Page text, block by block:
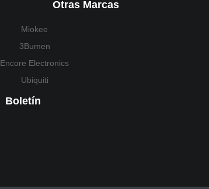
Otras Marcas
Miokee
3Bumen
Encore Electronics
Ubiquiti
Boletín